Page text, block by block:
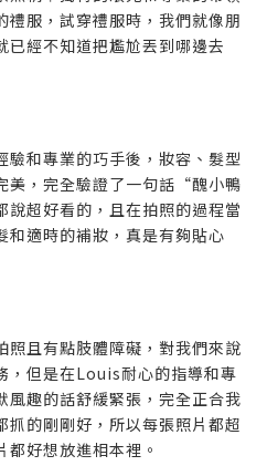
禮服，試穿禮服時，我們就像朋
已經不知道把尷尬丟到哪邊去
驗和專業的巧手後，妝容、髮型
美，完全驗證了一句話“醜小鴨
超好看的，且在拍照的過程當
和適時的補妝，真是有夠貼心
照且有點肢體障礙，對我們來說
，但是在Louis耐心的指導和專
風趣的話舒緩緊張，完全正合我
抓的剛剛好，所以每張照片都超
好想放進相本裡。